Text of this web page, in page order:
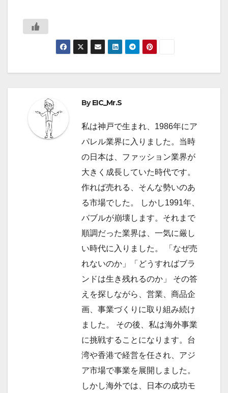
ByEIC_Mr.S
私は神戸で生まれ、1986年にア
パレル業界に入りました。当時
の日本は、ファッション業界が
大きく成長していた時代です。
作れば売れる、そんな勢いのあ
る市場でした。 しかし1991年、
バブルが崩壊します。それまで
順調だった業界は、一気に厳し
い時代に入りました。 「なぜ売
れないのか」「どうすればブラ
ンドは生き残れるのか」 その答
えを探しながら、営業、商品企
画、事業づくりに取り組み続け
ました。 その後、私は海外事業
に挑戦することになります。台
湾や香港で経営を任され、アジ
ア市場で事業を展開しました。
しかし海外では、日本の成功モ